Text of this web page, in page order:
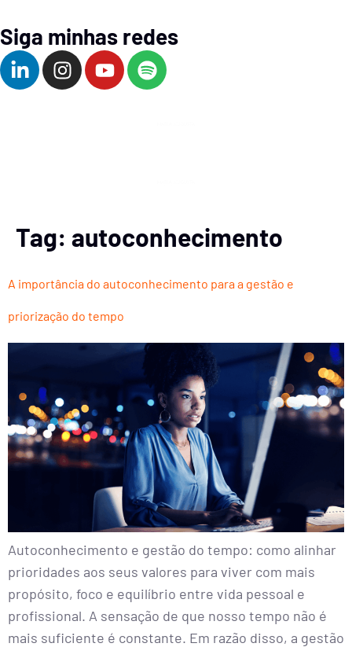
Siga minhas redes
Tag: autoconhecimento
A importância do autoconhecimento para a gestão e
priorização do tempo
Autoconhecimento e gestão do tempo: como alinhar
prioridades aos seus valores para viver com mais
propósito, foco e equilíbrio entre vida pessoal e
profissional. A sensação de que nosso tempo não é
mais suficiente é constante. Em razão disso, a gestão